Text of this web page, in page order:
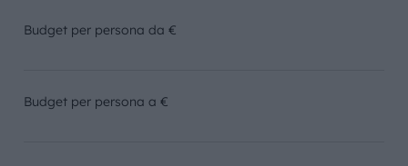
Budget per persona da €
Budget per persona a €